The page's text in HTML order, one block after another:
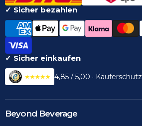
✓ Sicher bezahlen
✓ Sicher einkaufen
4,85 / 5,00 · Käuferschutz
Beyond Beverage